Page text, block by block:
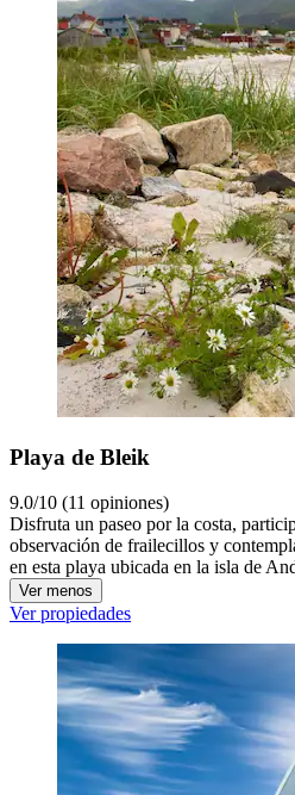
Playa de Bleik
9.0/10 (11 opiniones)
Disfruta un paseo por la costa,
observación de frailecillos y
en esta playa ubicada en la isla de
Ver menos
Ver propiedades